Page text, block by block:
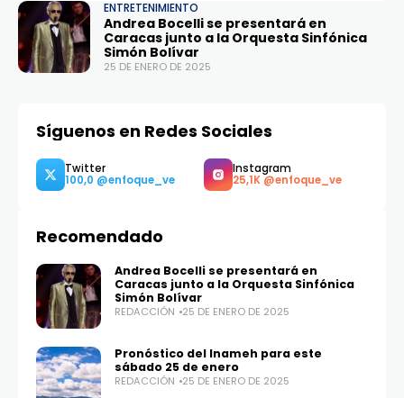
ENTRETENIMIENTO
Andrea Bocelli se presentará en
Caracas junto a la Orquesta Sinfónica
Simón Bolívar
25 DE ENERO DE 2025
Síguenos en Redes Sociales
Twitter
Recomendado
Andrea Bocelli se presentará en
Caracas junto a la Orquesta Sinfónica
Simón Bolívar
REDACCIÓN 25 DE ENERO DE 2025
Pronóstico del Inameh para este
sábado 25 de enero
REDACCIÓN 25 DE ENERO DE 2025